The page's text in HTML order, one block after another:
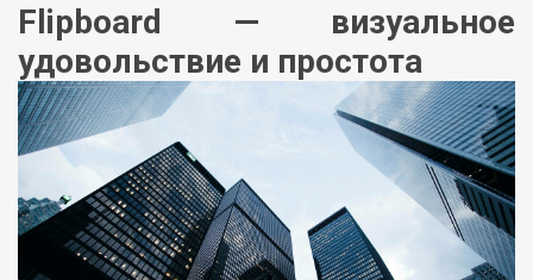
Flipboard — визуальное
удовольствие и простота